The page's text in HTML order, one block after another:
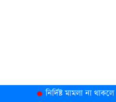
নির্দিষ্ট মামলা না